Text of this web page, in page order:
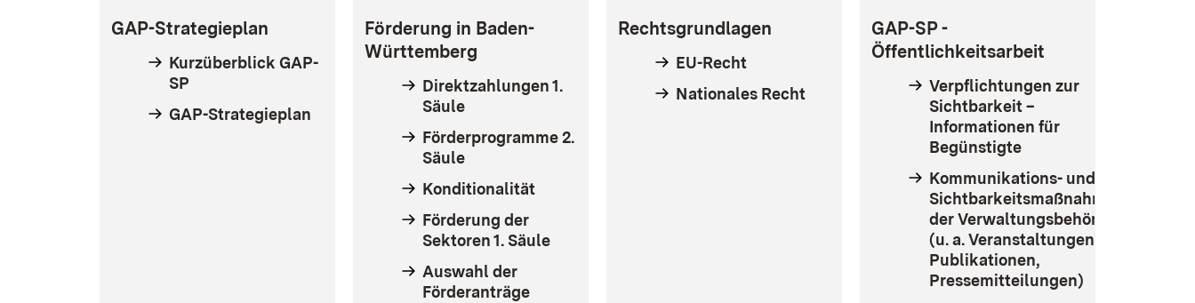
GAP-Strategieplan
Kurzüberblick GAP-
SP
GAP-Strategieplan
Förderung in Baden-
Württemberg
Direktzahlungen 1.
Säule
Förderprogramme 2.
Säule
Konditionalität
Förderung der
Sektoren 1. Säule
Auswahl der
Förderanträge
Rechtsgrundlagen
EU-Recht
Nationales Recht
GAP-SP-
Öffentlichkeitsarbeit
Verpflichtungen zur
Sichtbarkeit –
Informationen für
Begünstigte
Kommunikations- und
Sichtbarkeitsmaßnahmen
der Verwaltungsbehörde
(u. a. Veranstaltungen,
Publikationen,
Pressemitteilungen)